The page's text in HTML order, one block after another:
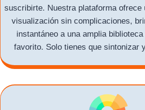
suscribirte. Nuestra plataforma ofrece
visualización sin complicaciones,
instantáneo a una amplia
favorito. Solo tienes que sintonizar